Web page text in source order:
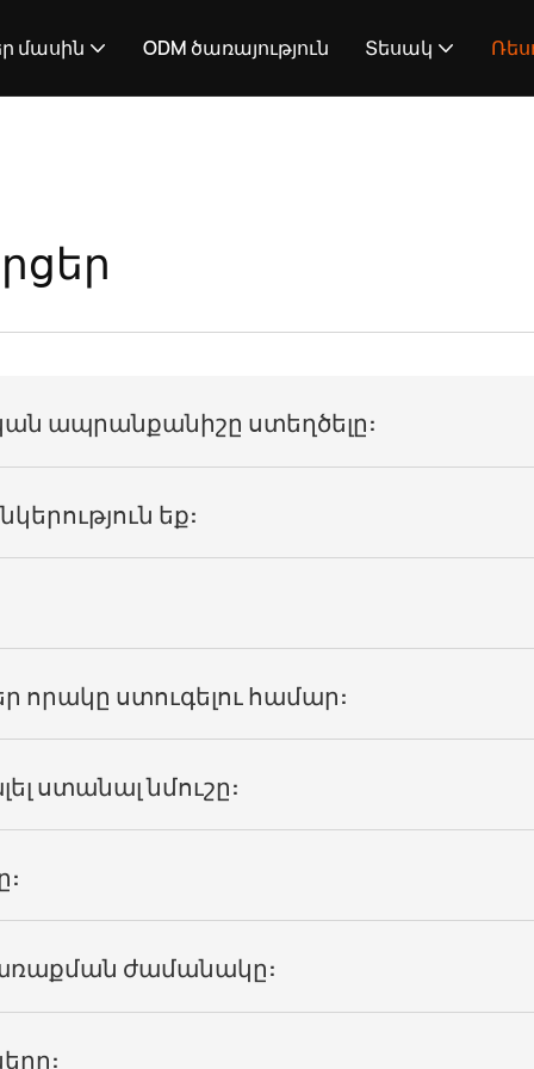
մասին ODM ծառայություն Տեսակ
ապրանքանիշը ստեղծելը:
եք:
որակը ստուգելու համար:
ստանալ նմուշը:
ժամանակը: